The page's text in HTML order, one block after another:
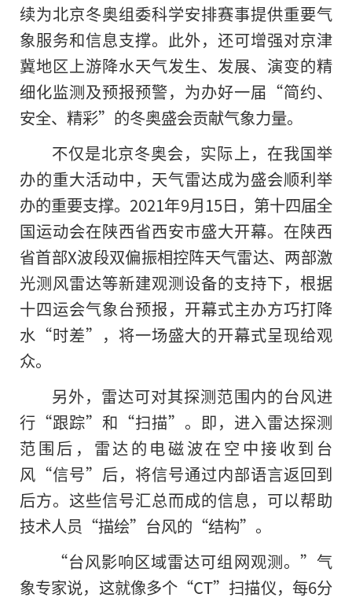
续为北京冬奥组委科学安排赛事提供重要气
象服务和信息支撑。此外，还可增强对京津
冀地区上游降水天气发生、发展、演变的精
细化监测及预报预警，为办好一届“简约、
安全、精彩”的冬奥盛会贡献气象力量。
不仅是北京冬奥会，实际上，在我国举
办的重大活动中，天气雷达成为盛会顺利举
办的重要支撑。2021年9月15日，第十四届全
国运动会在陕西省西安市盛大开幕。在陕西
省首部X波段双偏振相控阵天气雷达、两部激
光测风雷达等新建观测设备的支持下，根据
十四运会气象台预报，开幕式主办方巧打降
水“时差”，将一场盛大的开幕式呈现给观
众。
另外，雷达可对其探测范围内的台风进
行“跟踪”和“扫描”。即，进入雷达探测
范围后，雷达的电磁波在空中接收到台
风“信号”后，将信号通过内部语言返回到
后方。这些信号汇总而成的信息，可以帮助
技术人员“描绘”台风的“结构”。
“台风影响区域雷达可组网观测。”气
象专家说，这就像多个“CT”扫描仪，每6分